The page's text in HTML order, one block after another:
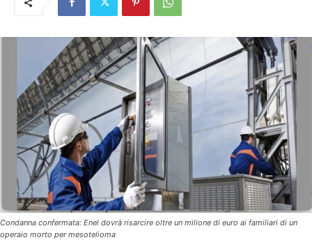
Condanna confermata: Enel dovrà risarcire oltre un milione di euro ai familiari di un
operaio morto per mesotelioma